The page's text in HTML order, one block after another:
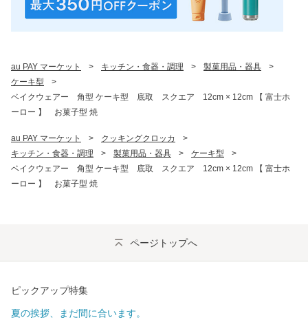
au PAY マーケット > キッチン・食器・調理 > 製菓用品・器具
>
ケーキ型
>
ベイクウェアー 角型 ケーキ型 底取 スクエア 12cm × 12cm 【 富士ホ
ーロー 】 お菓子型 焼
au PAY マーケット > クッキングクロッカ
>
キッチン・食器・調理
> 製菓用品・器具 > ケーキ型
>
ベイクウェアー 角型 ケーキ型 底取 スクエア 12cm × 12cm 【 富士ホ
ーロー 】 お菓子型 焼
ページトップへ
ピックアップ特集
夏の挨拶、まだ間に合います。